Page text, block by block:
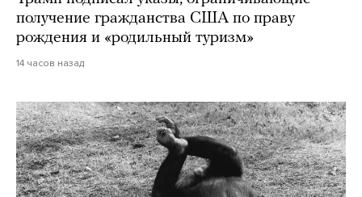
получение гражданства США по праву
рождения и «родильный туризм»
14 часов назад